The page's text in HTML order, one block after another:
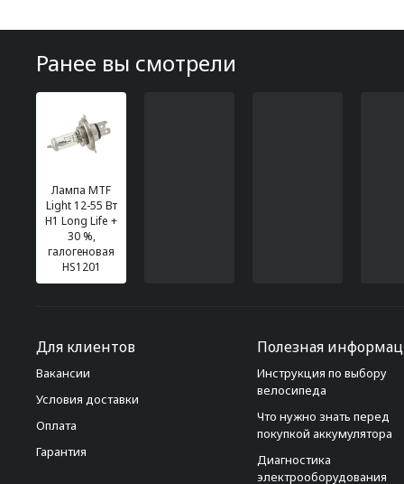
Ранее вы смотрели
Лампа MTF
Light 12-55 Вт
H1 Long Life +
30 %,
галогеновая
HS1201
Для клиентов
Вакансии
Условия доставки
Оплата
Гарантия
Полезная
Инструкция по выбору
велосипеда
Что нужно знать перед
покупкой аккумулятора
Диагностика
электрооборудования